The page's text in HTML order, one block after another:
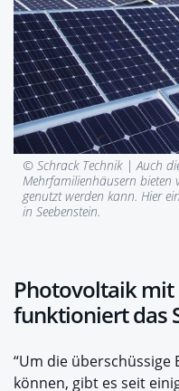
© Schrack Technik | Auch
Mehrfamilienhäusern bieten
genutzt werden kann. Hier
in Seebenstein.
Photovoltaik mit
funktioniert das
“Um die überschüssige
können, gibt es seit